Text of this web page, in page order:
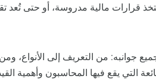
قرارات مالية مدروسة، أو حتى تُعد
جوانبه: من التعريف إلى الأنواع، ومن
التي يقع فيها المحاسبون وأهمية